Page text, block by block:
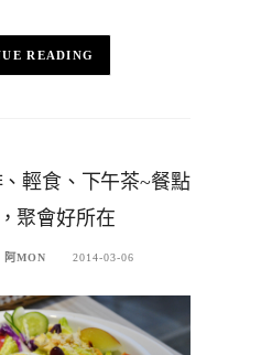
READING
輕食、下午茶~餐點
聚會好所在
阿MON 2014-03-06